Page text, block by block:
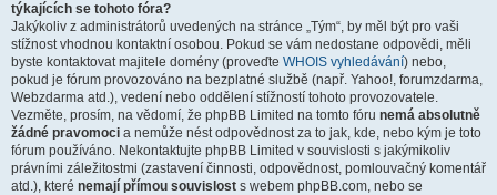
týkajících se tohoto fóra?
Jakýkoliv z administrátorů uvedených na stránce „Tým“, by měl být pro vaši
stížnost vhodnou kontaktní osobou. Pokud se vám nedostane odpovědi, měli
byste kontaktovat majitele domény (proveďte WHOIS vyhledávání) nebo,
pokud je fórum provozováno na bezplatné službě (např. Yahoo!, forumzdarma,
Webzdarma atd.), vedení nebo oddělení stížností tohoto provozovatele.
Vezměte, prosím, na vědomí, že phpBB Limited na tomto fóru nemá absolutně
žádné pravomoci a nemůže nést odpovědnost za to jak, kde, nebo kým je toto
fórum používáno. Nekontaktujte phpBB Limited v souvislosti s jakýmikoliv
právními záležitostmi (zastavení činnosti, odpovědnost, pomlouvačný komentář
atd.), které nemají přímou souvislost s webem phpBB.com, nebo se